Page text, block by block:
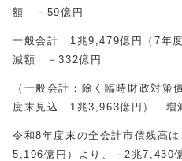
額 －59億円
一般会計 1兆9,479億円（7年
減額 －332億円
（一般会計：除く臨時財政対
度末見込 1兆3,963億円） 増
令和8年度末の全会計市債残高
5,196億円）より、－2兆7,430